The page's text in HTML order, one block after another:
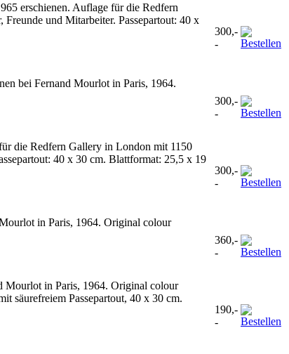
erschienen. Auflage für die Redfern
und Mitarbeiter. Passepartout: 40 x
300,-
-
bei Fernand Mourlot in Paris, 1964.
300,-
-
die Redfern Gallery in London mit 1150
40 x 30 cm. Blattformat: 25,5 x 19
300,-
-
in Paris, 1964. Original colour
360,-
-
Mourlot in Paris, 1964. Original colour
säurefreiem Passepartout, 40 x 30 cm.
190,-
-